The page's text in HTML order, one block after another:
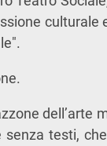
culturale
testi,